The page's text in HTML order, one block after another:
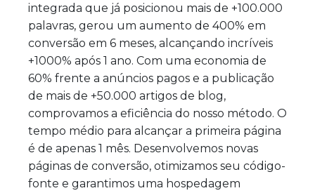
integrada que já posicionou mais de +100.000
palavras, gerou um aumento de 400% em
conversão em 6 meses, alcançando incríveis
+1000% após 1 ano. Com uma economia de
60% frente a anúncios pagos e a publicação
de mais de +50.000 artigos de blog,
comprovamos a eficiência do nosso método. O
tempo médio para alcançar a primeira página
é de apenas 1 mês. Desenvolvemos novas
páginas de conversão, otimizamos seu código-
fonte e garantimos uma hospedagem